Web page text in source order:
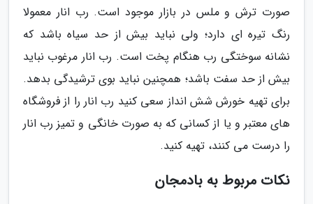
صورت ترش و ملس در بازار موجود است. رب انار معمولا
رنگ تیره ای دارد؛ ولی نباید بیش از حد سیاه باشد که
نشانه سوختگی رب هنگام پخت است. رب انار مرغوب نباید
بیش از حد سفت باشد؛ همچنین نباید بوی ترشیدگی بدهد.
برای تهیه خورش شش انداز سعی کنید رب انار را از فروشگاه
های معتبر و یا از کسانی که به صورت خانگی و تمیز رب انار
را درست می کنند، تهیه کنید.
نکات مربوط به بادمجان